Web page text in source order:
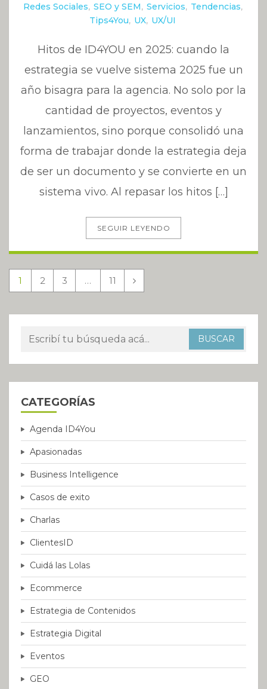
Redes Sociales, SEO y SEM, Servicios, Tendencias,
Tips4You, UX, UX/UI
Hitos de ID4YOU en 2025: cuando la
estrategia se vuelve sistema 2025 fue un
año bisagra para la agencia. No solo por la
cantidad de proyectos, eventos y
lanzamientos, sino porque consolidó una
forma de trabajar donde la estrategia deja
de ser un documento y se convierte en un
sistema vivo. Al repasar los hitos […]
SEGUIR LEYENDO
1 2 3 … 11
CATEGORÍAS
Agenda ID4You
Apasionadas
Business Intelligence
Casos de exito
Charlas
ClientesID
Cuidá las Lolas
Ecommerce
Estrategia de Contenidos
Estrategia Digital
Eventos
GEO